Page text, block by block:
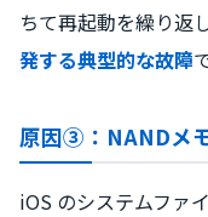
ちて再起動を繰り返
発する典型的な故障
原因③：NANDメ
iOS のシステムファ